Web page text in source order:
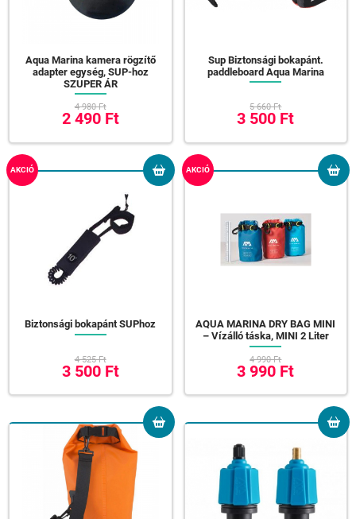
Aqua Marina kamera rögzítő
adapter egység, SUP-hoz
SZUPER ÁR
4 980 Ft
2 490 Ft
Sup Biztonsági bokapánt.
paddleboard Aqua Marina
5 660 Ft
3 500 Ft
AKCIÓ
Biztonsági bokapánt SUPhoz
4 525 Ft
3 500 Ft
AKCIÓ
AQUA MARINA DRY BAG MINI
– Vízálló táska, MINI 2 Liter
4 990 Ft
3 990 Ft